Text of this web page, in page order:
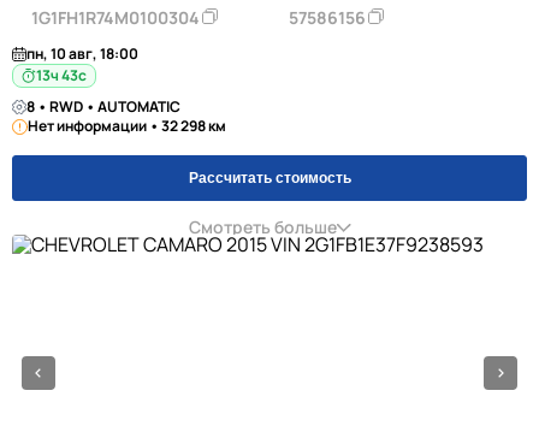
1G1FH1R74M0100304 57586156
пн, 10 авг, 18:00
13ч 42с
8 • RWD • AUTOMATIC
Нет информации • 32 298 км
Рассчитать стоимость
Смотреть больше